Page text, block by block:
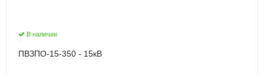
В наличии
ПВЗПО-15-350 - 15кВ